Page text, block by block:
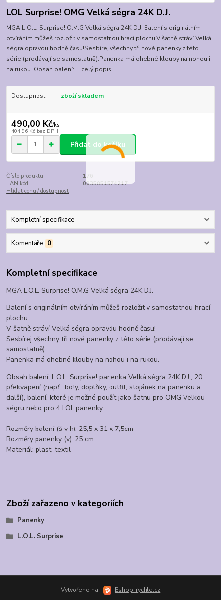
LOL Surprise! OMG Velká ségra 24K D.J.
MGA L.O.L. Surprise! O.M.G Velká ségra 24K D.J. Balení s originálním
otvíráním můžeš rozložit v samostatnou hrací plochu.V šatně stráví Velká
ségra opravdu hodně času!Sesbírej všechny tři nové panenky z této
série (prodávají se samostatně).Panenka má ohebné klouby na nohou i
na rukou. Obsah balení: ... celý popis
Dostupnost zboží skladem
490,00 Kč/ks
404,96 Kč bez DPH
Přidat do košíku
Číslo produktu:
176
EAN kód:
0035051574217
Hlídat cenu / dostupnost
Kompletní specifikace
Komentáře 0
Kompletní specifikace
MGA L.O.L. Surprise! O.M.G Velká ségra 24K D.J.
Balení s originálním otvíráním můžeš rozložit v samostatnou hrací
plochu.
V šatně stráví Velká ségra opravdu hodně času!
Sesbírej všechny tři nové panenky z této série (prodávají se
samostatně).
Panenka má ohebné klouby na nohou i na rukou.
Obsah balení: L.O.L. Surprise! panenka Velká ségra 24K D.J., 20
překvapení (např.: boty, doplňky, outfit, stojánek na panenku a
další), balení, které je možné použít jako šatnu pro OMG Velkou
ségru nebo pro 4 LOL panenky.
Rozměry balení (š v h): 25,5 x 31 x 7,5cm
Rozměry panenky (v): 25 cm
Materiál: plast, textil
Zboží zařazeno v kategoriích
Panenky
L.O.L. Surprise
Vytvořeno na Eshop-rychle.cz